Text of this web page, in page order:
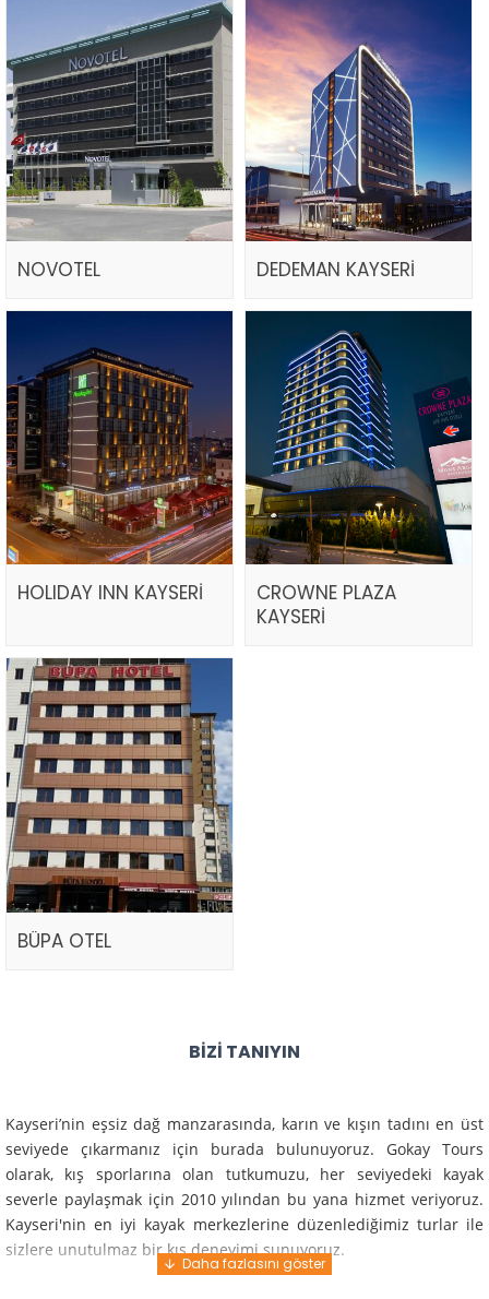
NOVOTEL DEDEMAN KAYSERİ
HOLIDAY INN KAYSERİ
CROWNE PLAZA
KAYSERİ
BÜPA OTEL
BIZI TANIYIN
Kayseri’nin eşsiz dağ manzarasında, karın ve kışın tadını en üst
seviyede çıkarmanız için burada bulunuyoruz. Gokay Tours
olarak, kış sporlarına olan tutkumuzu, her seviyedeki kayak
severle paylaşmak için 2010 yılından bu yana hizmet veriyoruz.
Kayseri'nin en iyi kayak merkezlerine düzenlediğimiz turlar ile
sizlere unutulmaz bir kış deneyimi sunuyoruz.